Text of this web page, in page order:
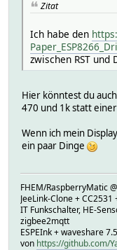
Zitat
Ich habe den
zwischen RST und
Hier könntest du
470 und 1k statt
Wenn ich mein
ein paar Dinge
FHEM/RaspberryMatic
JeeLink-Clone + CC2531
IT Funkschalter, HE-
zigbee2mqtt
ESPEInk + waveshare
von https://github.com/